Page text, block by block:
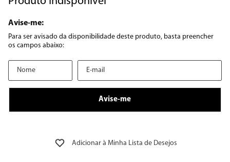
8º embutir
9 º geladeira
10º microondas